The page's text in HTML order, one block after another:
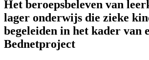
Het beroepsbeleven van
lager onderwijs die zieke
begeleiden in het kader van
Bednetproject